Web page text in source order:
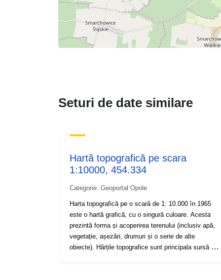
Seturi de date similare
Hartă topografică pe scara
1:10000, 454.334
Categorie: Geoportal Opole
Harta topografică pe o scară de 1: 10.000 în 1965
este o hartă grafică, cu o singură culoare. Acesta
prezintă forma și acoperirea terenului (inclusiv apă,
vegetație, așezări, drumuri și o serie de alte
obiecte). Hărțile topografice sunt principala sursă de